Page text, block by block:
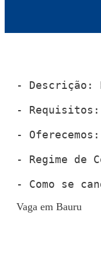
- Descrição:
- Requisitos:
-
- Regime de
- Como se
Vaga em Bauru